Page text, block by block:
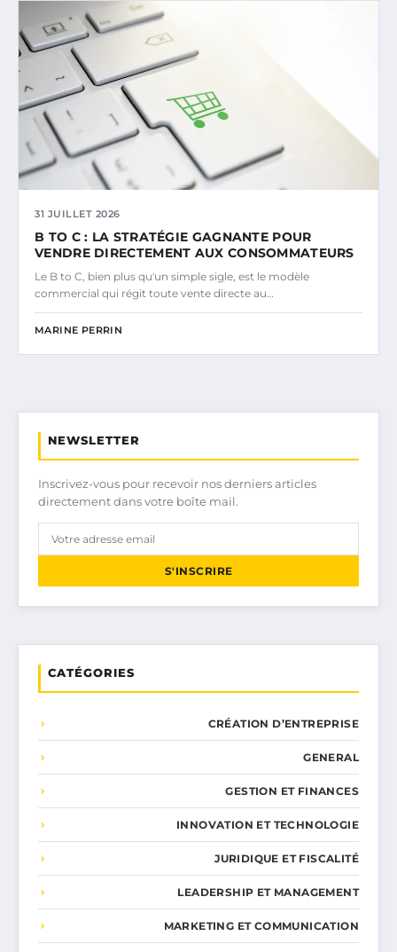
31 JUILLET 2026
B TO C : LA STRATÉGIE GAGNANTE POUR
VENDRE DIRECTEMENT AUX CONSOMMATEURS
Le B to C, bien plus qu'un simple sigle, est le modèle
commercial qui régit toute vente directe au…
MARINE PERRIN
NEWSLETTER
Inscrivez-vous pour recevoir nos derniers articles
directement dans votre boîte mail.
S'INSCRIRE
CATÉGORIES
CRÉATION D’ENTREPRISE
GENERAL
GESTION ET FINANCES
INNOVATION ET TECHNOLOGIE
JURIDIQUE ET FISCALITÉ
LEADERSHIP ET MANAGEMENT
MARKETING ET COMMUNICATION